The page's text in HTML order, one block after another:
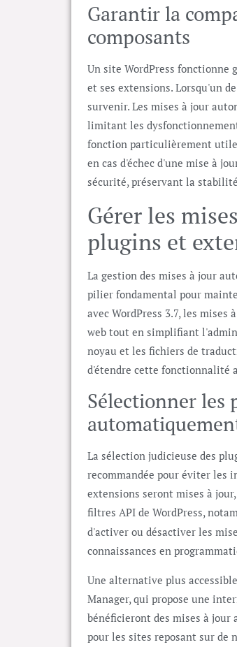
Garantir la
composants
Un site WordPress fonctionne
et ses extensions. Lorsqu'un
survenir. Les mises à jour
limitant les
fonction particulièrement
en cas d'échec d'une mise à
sécurité, préservant la
Gérer les
plugins et
La gestion des mises à jour
pilier fondamental pour
avec WordPress 3.7, les
web tout en simplifiant
noyau et les fichiers de
d'étendre cette fonctionnalité
Sélectionner les
La sélection judicieuse des
recommandée pour éviter les
extensions seront mises à
filtres API de WordPress,
d'activer ou désactiver les
connaissances en
Une alternative plus
Manager, qui propose une
bénéficieront des mises à
pour les sites reposant sur de